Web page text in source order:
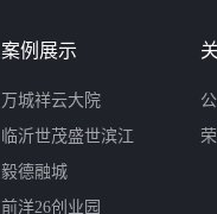
案例展示
万城祥云大院
临沂世茂盛世滨江
毅德融城
前洋26创业园